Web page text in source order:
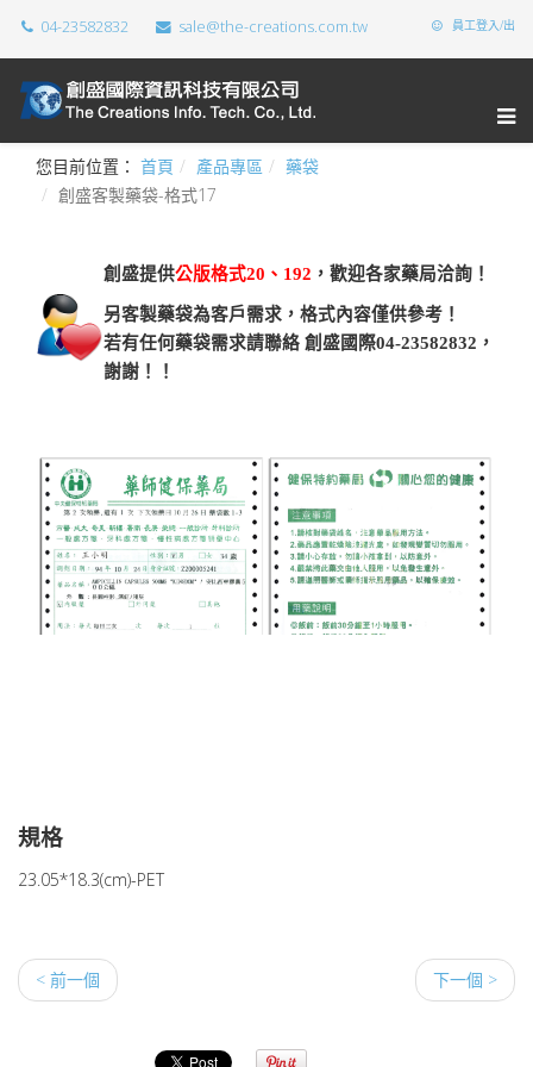
04-23582832 sale@the-creations.com.tw 員工登入/出
您目前位置： 首頁 產品專區
藥袋
創盛客製藥袋-格式17
創盛提供公版格式20、192 ，歡迎各家藥局洽詢！
另客製藥袋為客戶需求，格式內容僅供參考！
若有任何藥袋需求請聯絡 創盛國際04-23582832，
謝謝！！
規格
23.05*18.3(cm)-PET
< 前一個 下一個 >